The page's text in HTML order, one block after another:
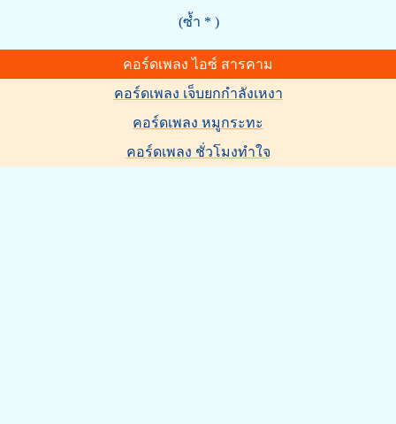
(ซ้ำ * )
คอร์ดเพลง ไอซ์ สารคาม
คอร์ดเพลง เจ็บยกกำลังเหงา
คอร์ดเพลง หมูกระทะ
คอร์ดเพลง ชั่วโมงทำใจ